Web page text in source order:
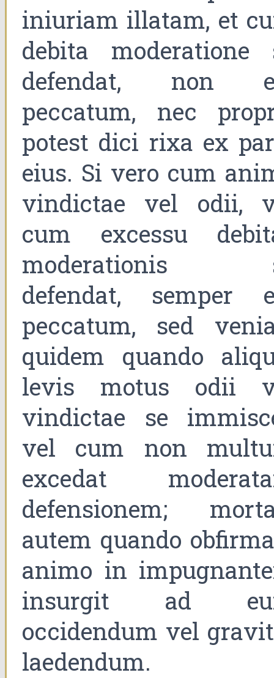
iniuriam illatam, et
debita moderatione
defendat, non
peccatum, nec
potest dici rixa ex
eius. Si vero cum
vindictae vel odii,
cum excessu
moderationis
defendat, semper
peccatum, sed
quidem quando
levis motus odii
vindictae se
vel cum non
excedat
defensionem;
autem quando
animo in
insurgit ad
occidendum vel
laedendum.